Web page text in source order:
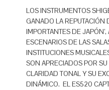
LOS INSTRUMENTOS
GANADO LA REPUTACIÓN
IMPORTANTES DE
ESCENARIOS DE LAS
INSTITUCIONES
SON APRECIADOS POR
CLARIDAD TONAL Y SU
DINÁMICO. EL ES520